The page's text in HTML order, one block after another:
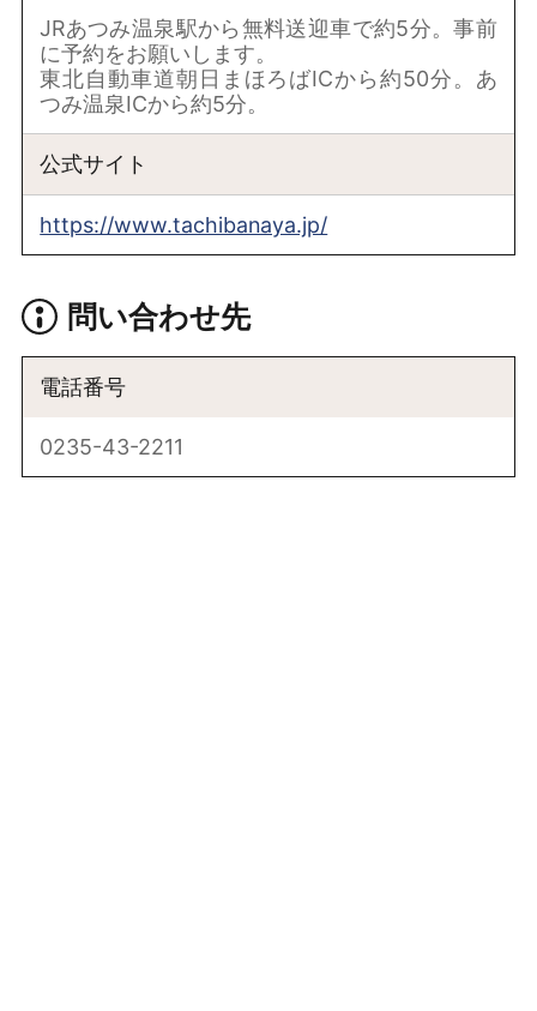
JRあつみ温泉駅から無料送迎車で約5分。事前
に予約をお願いします。
東北自動車道朝日まほろばICから約50分。あ
つみ温泉ICから約5分。
公式サイト
https://www.tachibanaya.jp/
問い合わせ先
電話番号
0235-43-2211